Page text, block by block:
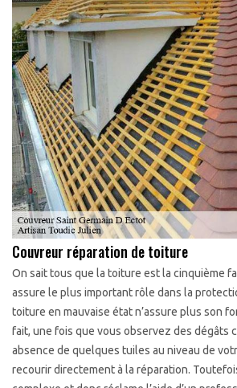
Couvreur réparation de toiture
On sait tous que la toiture est la cinquième
assure le plus important rôle dans la
toiture en mauvaise état n’assure plus son
fait, une fois que vous observez des dégâts
absence de quelques tuiles au niveau de
recourir directement à la réparation.